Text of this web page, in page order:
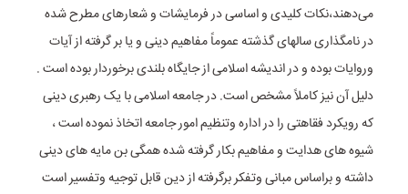
می‌دهند،نکات کلیدی و اساسی در فرمایشات و شعارهای مطرح شده
در نامگذاری سالهای گذشته عموماً مفاهیم دینی و یا بر گرفته از آیات
وروایات بوده و در اندیشه اسلامی از جایگاه بلندی برخوردار بوده است .
دلیل آن نیز کاملاً مشخص است. در جامعه اسلامی با یک رهبری دینی
که رویکرد فقاهتی را در اداره وتنظیم امور جامعه اتخاذ نموده است ،
شیوه های هدایت و مفاهیم بکار گرفته شده همگی بن مایه های دینی
داشته و براساس مبانی وتفکر برگرفته از دین قابل توجیه وتفسیر است